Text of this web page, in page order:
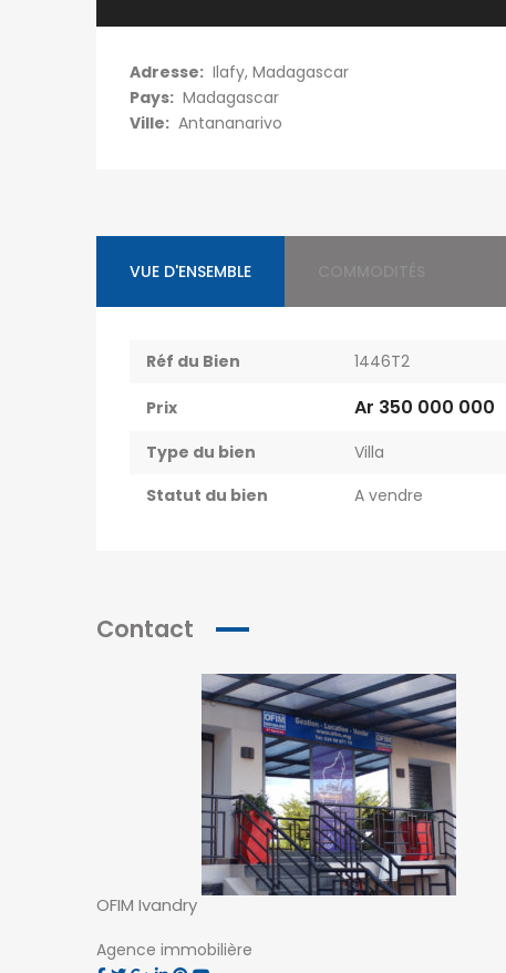
Adresse: Ilafy, Madagascar
Pays: Madagascar
Ville: Antananarivo
VUE D'ENSEMBLE
Réf du Bien 1446T2
Prix Ar 350 000 000
Type du bien
Villa
Statut du bien
A vendre
Contact
OFIM Ivandry
Agence immobilière
NOS AGENCES
Antsahavola
1, rue Rainotovo 101 Antananarivo.
+261 20 22 218 67